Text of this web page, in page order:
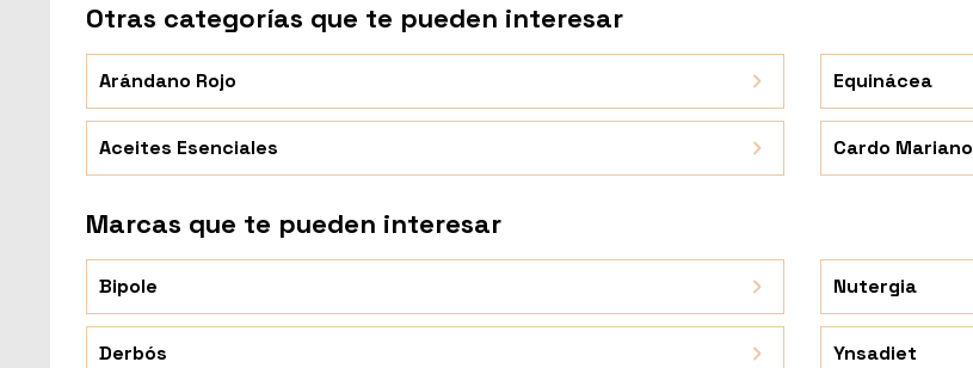
Otras categorías que te pueden interesar
Arándano Rojo Equinácea
Aceites Esenciales Cardo Mariano
Marcas que te pueden interesar
Bipole Nutergia
Derbós Ynsadiet